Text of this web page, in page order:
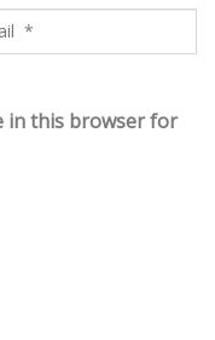
in this browser for